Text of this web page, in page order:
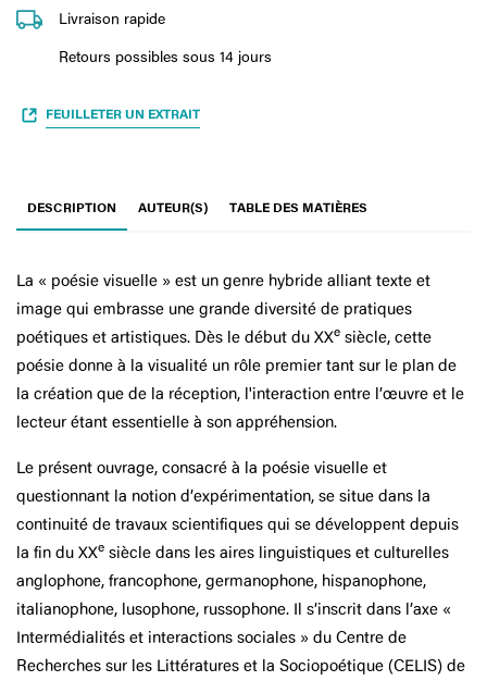
Livraison rapide
Retours possibles sous 14 jours
FEUILLETER UN EXTRAIT
DESCRIPTION AUTEUR(S) TABLE DES MATIÈRES
La « poésie visuelle » est un genre hybride alliant texte et
image qui embrasse une grande diversité de pratiques
poétiques et artistiques. Dès le début du XXe siècle, cette
poésie donne à la visualité un rôle premier tant sur le plan de
la création que de la réception, l'interaction entre l’œuvre et le
lecteur étant essentielle à son appréhension.
Le présent ouvrage, consacré à la poésie visuelle et
questionnant la notion d’expérimentation, se situe dans la
continuité de travaux scientifiques qui se développent depuis
la fin du XXe siècle dans les aires linguistiques et culturelles
anglophone, francophone, germanophone, hispanophone,
italianophone, lusophone, russophone. Il s’inscrit dans l’axe «
Intermédialités et interactions sociales » du Centre de
Recherches sur les Littératures et la Sociopoétique (CELIS) de